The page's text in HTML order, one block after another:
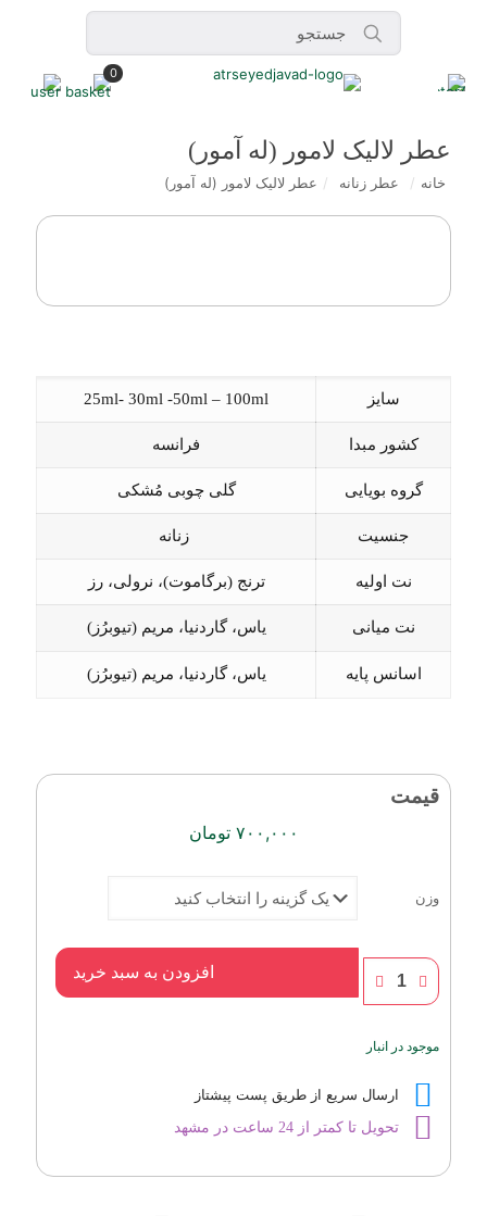
0
عطر لالیک لامور (له آمور)
خانه / عطر زنانه / عطر لالیک لامور (له آمور)
سایز 25ml- 30ml -50ml – 100ml
کشور مبدا فرانسه
گروه بویایی گلی چوبی مُشکی
جنسیت زنانه
نت اولیه ترنج (برگاموت)، نرولی، رز
نت میانی یاس، گاردنیا، مریم (تیوبرُز)
اسانس پایه یاس، گاردنیا، مریم (تیوبرُز)
قیمت
۷۰۰,۰۰۰ تومان
وزن
عطر
لالیک
لامور
آمور)
افزودن به سبد خرید
موجود در انبار
ارسال سریع از طریق پست پیشتاز
تحویل تا کمتر از 24 ساعت در مشهد